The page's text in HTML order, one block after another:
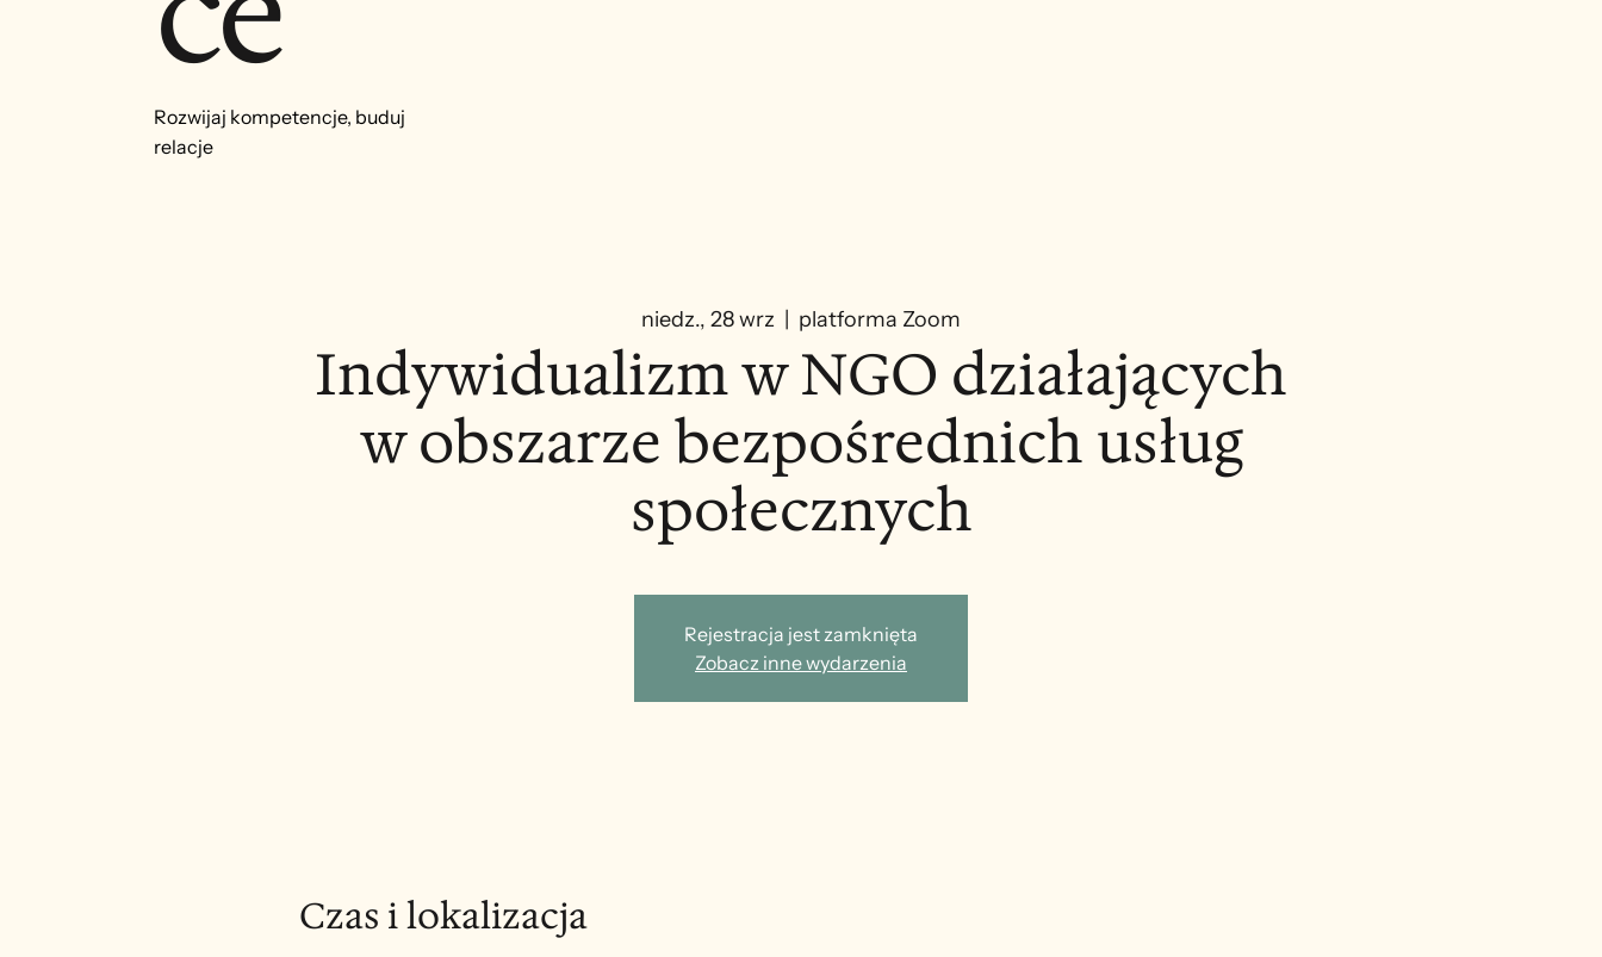
Rozwijaj kompetencje, buduj
relacje
niedz., 28 wrz platforma Zoom
Indywidualizm w NGO działających
w obszarze bezpośrednich usług
społecznych
Rejestracja jest zamknięta
Zobacz inne wydarzenia
Czas i lokalizacja